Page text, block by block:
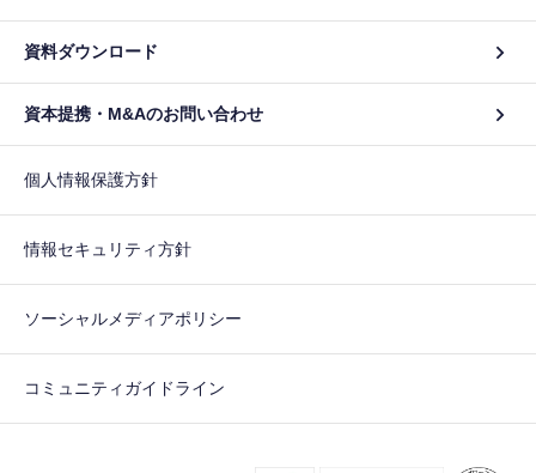
資料ダウンロード
資本提携・M&Aのお問い合わせ
個人情報保護方針
情報セキュリティ方針
ソーシャルメディアポリシー
コミュニティガイドライン